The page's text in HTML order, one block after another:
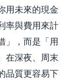
用未來的現金
率與費用來計
」，而是「用
在深夜、周末
品質更容易下